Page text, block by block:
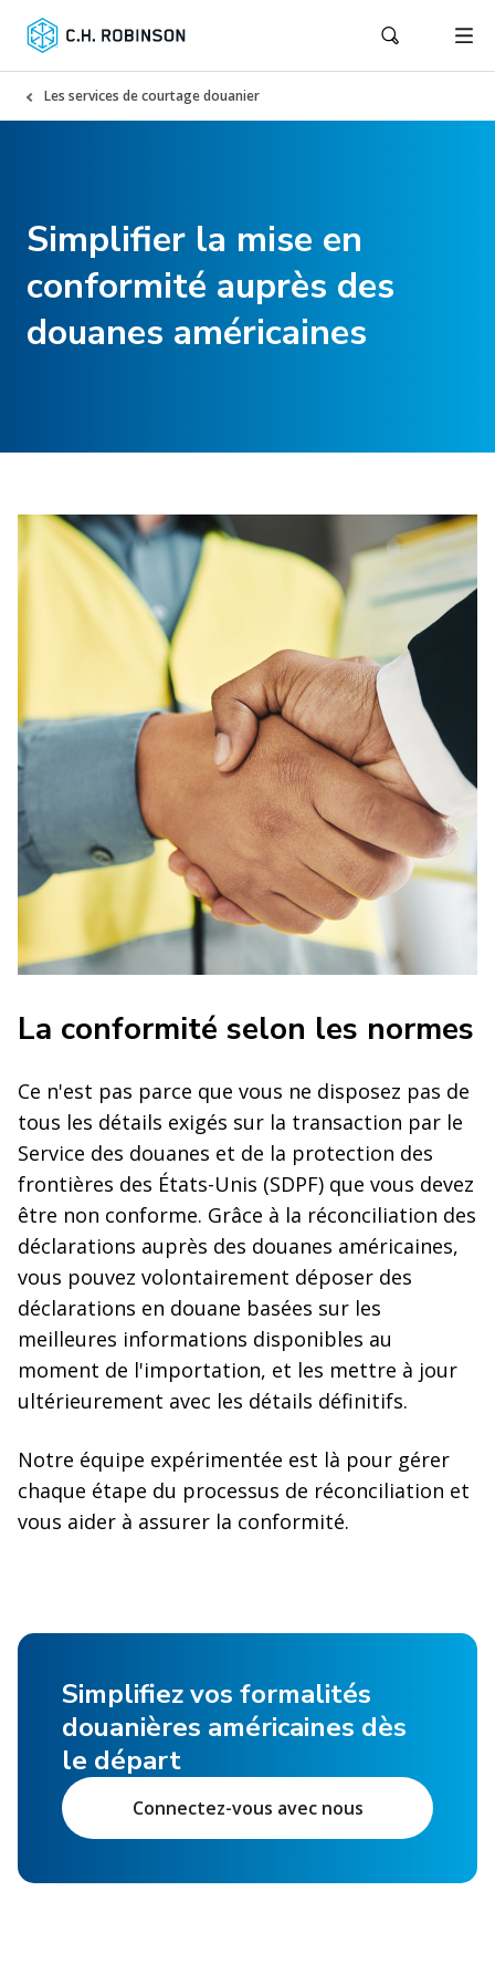
Les services de courtage douanier
Simplifier la mise en
conformité auprès des
douanes américaines
La conformité selon les normes
Ce n'est pas parce que vous ne disposez pas de
tous les détails exigés sur la transaction par le
Service des douanes et de la protection des
frontières des États-Unis (SDPF) que vous devez
être non conforme. Grâce à la réconciliation des
déclarations auprès des douanes américaines,
vous pouvez volontairement déposer des
déclarations en douane basées sur les
meilleures informations disponibles au
moment de l'importation, et les mettre à jour
ultérieurement avec les détails définitifs.
Notre équipe expérimentée est là pour gérer
chaque étape du processus de réconciliation et
vous aider à assurer la conformité.
Simplifiez vos formalités
douanières américaines dès
le départ
Connectez-vous avec nous